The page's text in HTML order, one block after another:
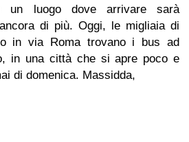
un luogo dove arrivare sarà
di più. Oggi, le migliaia di
in via Roma trovano i bus ad
in una città che si apre poco e
di domenica. Massidda,